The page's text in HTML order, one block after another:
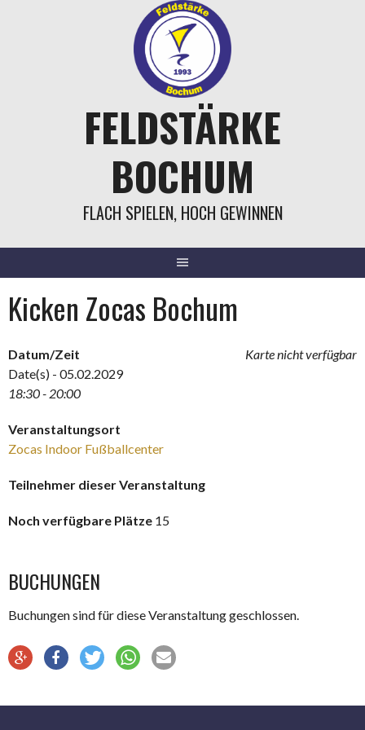
FELDSTÄRKE
BOCHUM
FLACH SPIELEN, HOCH GEWINNEN
Kicken Zocas Bochum
Karte nicht verfügbar
Datum/Zeit
Date(s) - 05.02.2029
18:30 - 20:00
Veranstaltungsort
Zocas Indoor Fußballcenter
Teilnehmer dieser Veranstaltung
Noch verfügbare Plätze 15
BUCHUNGEN
Buchungen sind für diese Veranstaltung geschlossen.